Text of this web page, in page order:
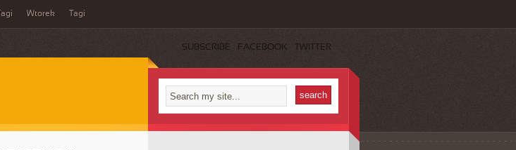
Tagi Wtorek Tagi
SUBSCRIBE FACEBOOK TWITTER